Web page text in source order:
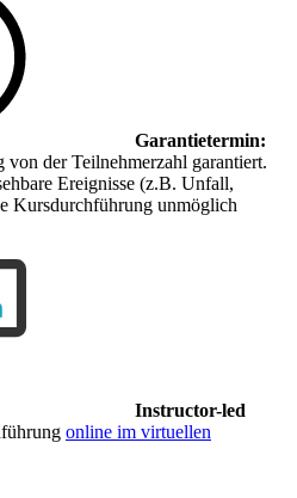
Garantietermin:
der Teilnehmerzahl garantiert.
Ereignisse (z.B. Unfall,
Kursdurchführung unmöglich
Instructor-led
online im virtuellen